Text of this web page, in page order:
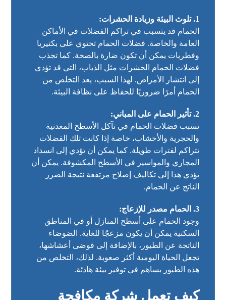
1. تلوث البيئة وزيادة الحشرات:
الحمام قد يتسبب في تراكم الفضلات في الأماكن
العامة والخاصة. فضلات الحمام تحتوي على بكتيريا
وفطريات يمكن أن تكون ضارة بالصحة. كما تجذب
فضلات الحمام الحشرات مثل الذباب، التي قد تؤدي
إلى انتشار الأمراض. لهذا السبب، يعد التخلص من
الحمام أمرًا ضروريًا للحفاظ على نظافة البيئة.
2. تأثير الحمام على المباني:
تسبب فضلات الحمام في تآكل الأسطح المعدنية
والحجرية والأخشاب، خاصة إذا كانت تلك الفضلات
تتراكم لفترات طويلة. كما يمكن أن تؤدي إلى انسداد
المجاري والمواسير في الأسطح المكشوفة. يمكن أن
يؤدي هذا إلى تكاليف إصلاح مرتفعة نتيجة الضرر
الناتج عن الحمام.
3. الحمام مصدر للإزعاج:
وجود الحمام على أسطح المنازل أو في المناطق
السكنية يمكن أن يكون مزعجًا للغاية. الضوضاء
الناتجة عن الطيور، بالإضافة إلى فوضى أعشاشها،
تجعل الحياة اليومية أكثر صعوبة. لذلك، التخلص من
هذه الطيور يساهم في توفير بيئة هادئة.
كيف تعمل شركة مكافحة